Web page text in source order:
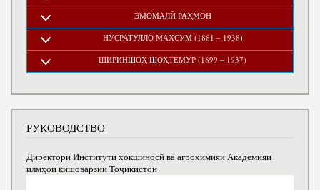
ЭМОМАЛӢ РАҲМОН
НУСРАТУЛЛО МАХСУМ (1881 – 1938)
ШИРИНШОҲ ШОҲТЕМУР (1899 – 1937)
РУКОВОДСТВО
Директори Институти хокшиносӣ ва агрохимияи Академияи
илмҳои кишоварзии Тоҷикистон